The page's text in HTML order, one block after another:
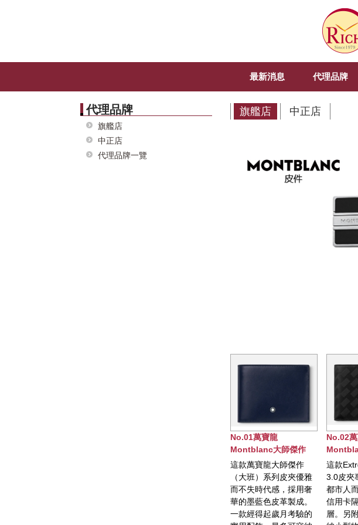
最新消息 代理品牌
代理品牌
旗艦店
中正店
代理品牌一覽
旗艦店 中正店
No.01萬寶龍
Montblanc大師傑作
（大班）系列皮夾，6卡
這款萬寶龍大師傑作
（大班）系列皮夾優雅
而不失時代感，採用奢
華的墨藍色皮革製成。
一款經得起歲月考驗的
No.02萬寶龍
Montblanc
風尚系列3.0皮
式
這款Extreme 風
3.0皮夾專為追
都市人而設。設
信用卡隔層和2
層。另附加 2